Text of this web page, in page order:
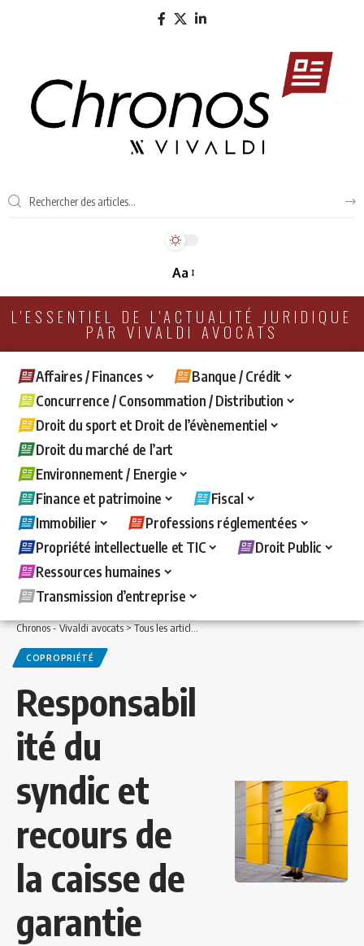
Aa
L'ESSENTIEL DE L'ACTUALITÉ JURIDIQUE
PAR VIVALDI AVOCATS
Affaires / Finances
Banque / Crédit
Concurrence / Consommation / Distribution
Droit du sport et Droit de l’évènementiel
Droit du marché de l’art
Environnement / Energie
Finance et patrimoine
Fiscal
Immobilier
Professions réglementées
Propriété intellectuelle et TIC
Droit Public
Ressources humaines
Transmission d’entreprise
Chronos - Vivaldi avocats>Tous les articles >Immobilier>Copropriété>
COPROPRIÉTÉ
Responsabil
ité du
syndic et
recours de
la caisse de
garantie